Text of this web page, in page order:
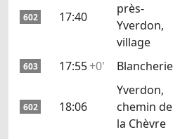
602 17:40
près-
Yverdon,
village
603 17:55+0' Blancherie
602 18:06
Yverdon,
chemin de
la Chèvre